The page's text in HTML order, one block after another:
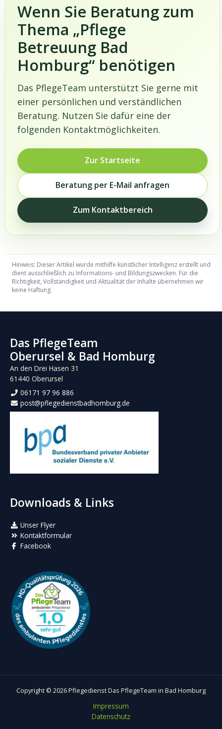
Wenn Sie Beratung zum
Thema „Pflege
Betreuung Bad
Homburg“ benötigen
Das PflegeTeam unterstützt Sie gerne mit
einer persönlichen und verständlichen
Beratung. Nutzen Sie dafür eine der
folgenden Kontaktmöglichkeiten.
Zur Startseite
Beratung per E-Mail anfragen
Zum Kontaktbereich
Hinweis: Dieser Artikel wurde mithilfe künstlicher Intelligenz erstellt und
dient ausschließlich zu Informations- und Bildungszwecken. Für die
Richtigkeit, Vollständigkeit und Aktualität der Inhalte übernehmen wir
keine Haftung.
Das PflegeTeam
Oberursel & Bad Homburg
An den Drei Hasen 31
61440 Oberursel
06171 97 96 886
post@pflegedienstbadhomburg.de
Downloads & Links
Unser Flyer
Kontaktformular
Facebook
Copyright © 2026 Pflegedienst Das PflegeTeam in Bad Homburg
Impressum
Datenschutz